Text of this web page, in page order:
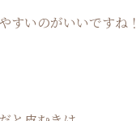
すいのがいいですね！